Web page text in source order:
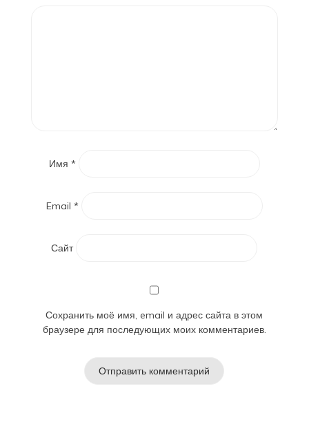
Имя *
Email *
Сайт
Сохранить моё имя, email и адрес сайта в этом
браузере для последующих моих комментариев.